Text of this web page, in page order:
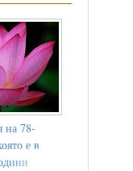
на 78-
е в